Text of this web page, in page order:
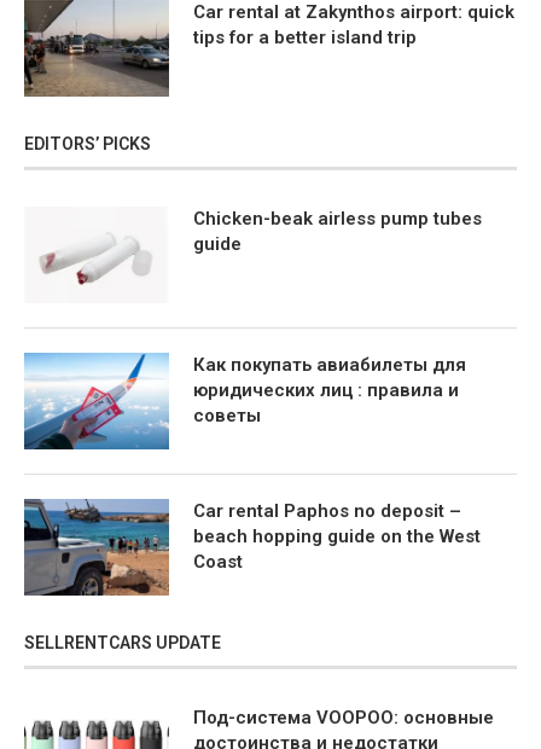
Car rental at Zakynthos airport: quick
tips for a better island trip
EDITORS’ PICKS
Chicken-beak airless pump tubes
guide
Как покупать авиабилеты для
юридических лиц : правила и
советы
Car rental Paphos no deposit –
beach hopping guide on the West
Coast
SELLRENTCARS UPDATE
Под-система VOOPOO: основные
достоинства и недостатки